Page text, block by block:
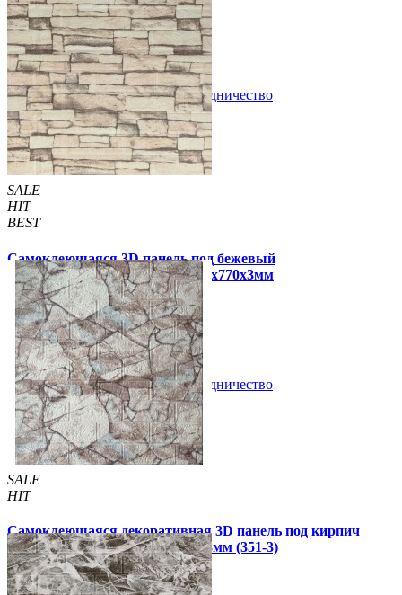
65 грн/шт 120 грн /шт
Купить В закладки Сотрудничество
SALE
HIT
BEST
Самоклеющаяся 3D панель под бежевый
екатеринославский кирпич 700x770x3мм
69 грн/шт 170 грн/шт
Купить В закладки Сотрудничество
SALE
HIT
Самоклеющаяся декоративная 3D панель под кирпич
королевский мрамор 700x770x3мм (351-3)
79 грн/шт 160 грн/шт